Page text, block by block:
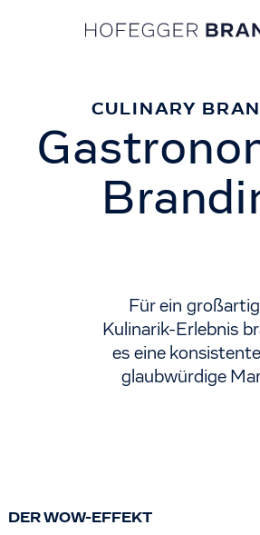
CULINARY
Für ein
Kulinarik-Erlebnis
es eine
glaubwürdige
DER WOW-EFFEKT